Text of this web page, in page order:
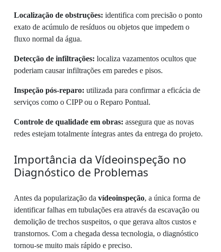
Localização de obstruções: identifica com precisão o ponto
exato de acúmulo de resíduos ou objetos que impedem o
fluxo normal da água.
Detecção de infiltrações: localiza vazamentos ocultos que
poderiam causar infiltrações em paredes e pisos.
Inspeção pós-reparo: utilizada para confirmar a eficácia de
serviços como o CIPP ou o Reparo Pontual.
Controle de qualidade em obras: assegura que as novas
redes estejam totalmente íntegras antes da entrega do projeto.
Importância da Vídeoinspeção no
Diagnóstico de Problemas
Antes da popularização da vídeoinspeção, a única forma de
identificar falhas em tubulações era através da escavação ou
demolição de trechos suspeitos, o que gerava altos custos e
transtornos. Com a chegada dessa tecnologia, o diagnóstico
tornou-se muito mais rápido e preciso.